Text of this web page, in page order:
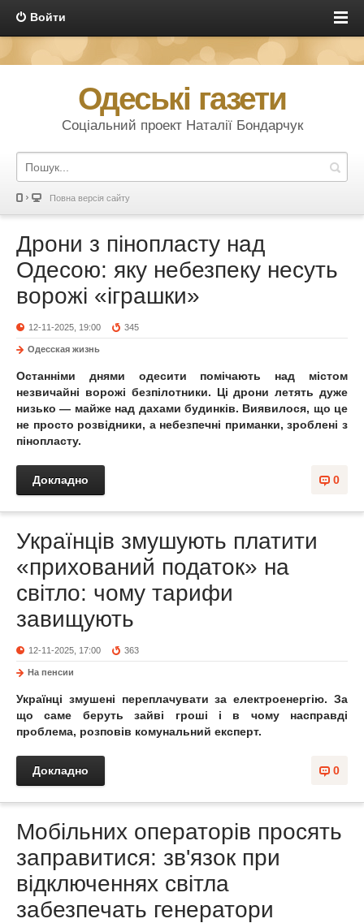
Войти
Одеські газети
Соціальний проект Наталії Бондарчук
Повна версія сайту
Дрони з пінопласту над
Одесою: яку небезпеку несуть
ворожі «іграшки»
12-11-2025, 19:00 345
Одесская жизнь
Останніми днями одесити помічають над містом
незвичайні ворожі безпілотники. Ці дрони летять дуже
низько — майже над дахами будинків. Виявилося, що це
не просто розвідники, а небезпечні приманки, зроблені з
пінопласту.
0
Докладно
Українців змушують платити
«прихований податок» на
світло: чому тарифи
завищують
12-11-2025, 17:00 363
На пенсии
Українці змушені переплачувати за електроенергію. За
що саме беруть зайві гроші і в чому насправді
проблема, розповів комунальний експерт.
0
Докладно
Мобільних операторів просять
заправитися: зв'язок при
відключеннях світла
забезпечать генератори